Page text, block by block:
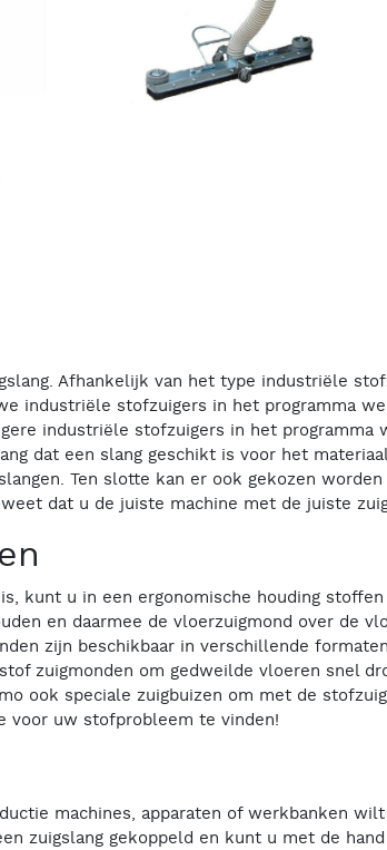
Afhankelijk van het type industriële
industriële stofzuigers in het programma
industriële stofzuigers in het programma
dat een slang geschikt is voor het
Ten slotte kan er ook gekozen
dat u de juiste machine met de juiste
kunt u in een ergonomische houding
en daarmee de vloerzuigmond over de
zijn beschikbaar in verschillende
zuigmonden om gedweilde vloeren snel
ook speciale zuigbuizen om met de
voor uw stofprobleem te vinden!
machines, apparaten of werkbanken
zuigslang gekoppeld en kunt u met de